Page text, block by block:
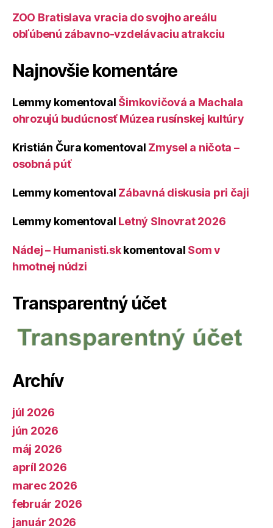
ZOO Bratislava vracia do svojho areálu
obľúbenú zábavno-vzdelávaciu atrakciu
Najnovšie komentáre
Lemmy komentoval Šimkovičová a Machala
ohrozujú budúcnosť Múzea rusínskej kultúry
Kristián Čura komentoval Zmysel a ničota –
osobná púť
Lemmy komentoval Zábavná diskusia pri čaji
Lemmy komentoval Letný Slnovrat 2026
Nádej – Humanisti.skkomentoval Som v
hmotnej núdzi
Transparentný účet
Archív
júl 2026
jún 2026
máj 2026
apríl 2026
marec 2026
február 2026
január 2026